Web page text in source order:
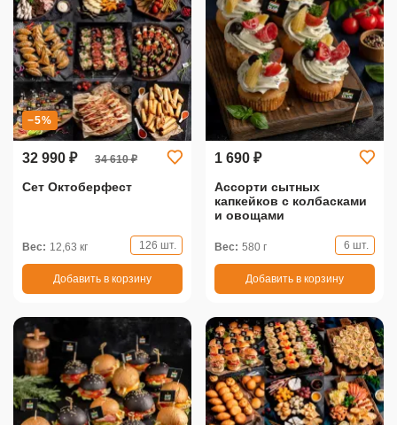
−5%
32 990 ₽ 34 610 ₽
Сет Октоберфест
Вес: 12,63 кг 126 шт.
Добавить в корзину
1 690 ₽
Ассорти сытных
капкейков с колбасками
и овощами
Вес: 580 г 6 шт.
Добавить в корзину